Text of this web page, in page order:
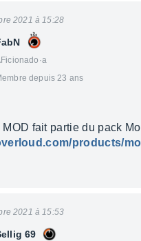
depuis 23 ans
2021 à 15:28
MOD fait partie du pack
products/
69
2021 à 15:53